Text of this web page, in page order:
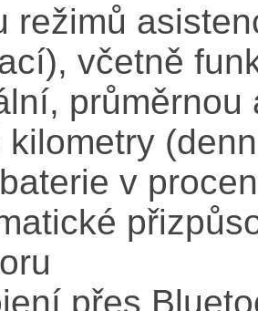
režimů
včetně
průměrnou
kilometry
v
přes